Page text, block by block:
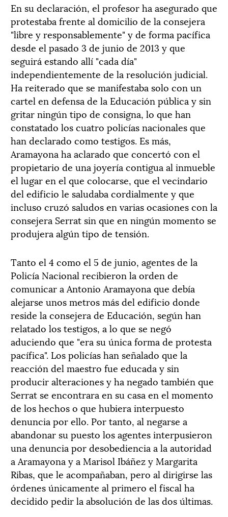
En su declaración, el profesor ha asegurado que
protestaba frente al domicilio de la consejera
"libre y responsablemente" y de forma pacífica
desde el pasado 3 de junio de 2013 y que
seguirá estando allí "cada día"
independientemente de la resolución judicial.
Ha reiterado que se manifestaba solo con un
cartel en defensa de la Educación pública y sin
gritar ningún tipo de consigna, lo que han
constatado los cuatro policías nacionales que
han declarado como testigos. Es más,
Aramayona ha aclarado que concertó con el
propietario de una joyería contigua al inmueble
el lugar en el que colocarse, que el vecindario
del edificio le saludaba cordialmente y que
incluso cruzó saludos en varias ocasiones con la
consejera Serrat sin que en ningún momento se
produjera algún tipo de tensión.
Tanto el 4 como el 5 de junio, agentes de la
Policía Nacional recibieron la orden de
comunicar a Antonio Aramayona que debía
alejarse unos metros más del edificio donde
reside la consejera de Educación, según han
relatado los testigos, a lo que se negó
aduciendo que "era su única forma de protesta
pacífica". Los policías han señalado que la
reacción del maestro fue educada y sin
producir alteraciones y ha negado también que
Serrat se encontrara en su casa en el momento
de los hechos o que hubiera interpuesto
denuncia por ello. Por tanto, al negarse a
abandonar su puesto los agentes interpusieron
una denuncia por desobediencia a la autoridad
a Aramayona y a Marisol Ibáñez y Margarita
Ribas, que le acompañaban, pero al dirigirse las
órdenes únicamente al primero el fiscal ha
decidido pedir la absolución de las dos últimas.